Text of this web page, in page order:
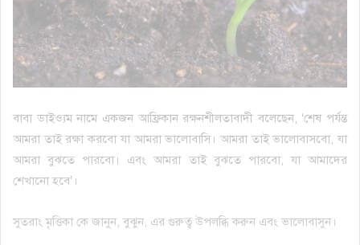
বাবা ডাইও্যম নামে একজন আফ্রিকান রক্ষনশীলতাবাদী বলেছেন, ‘শেষ পর্যন্ত
আমরা তাই রক্ষা করবো যা আমরা ভালোবাসি। আমরা তাই ভালোবাসবো, যা
আমরা বুঝতে পারবো। এবং আমরা তাই বুঝতে পারবো, যা আমাদের
শেখানো হবে’।
সুতরাং মৃত্তিকা কে জানুন, বুঝুন, এর গুরুত্ব উপলব্ধি করুন এবং ভালোবাসুন।